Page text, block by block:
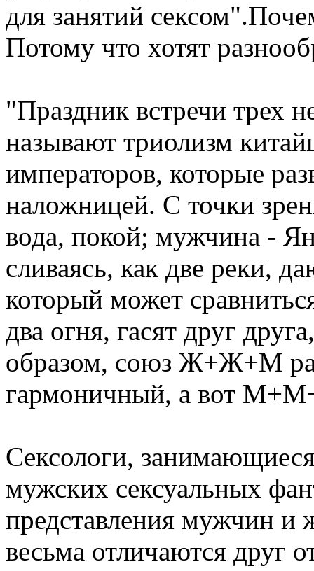
для занятий
Потому что хотят
"Праздник встречи трех
называют триолизм
императоров, которые
наложницей. С точки
вода, покой; мужчина -
сливаясь, как две реки,
который может
два огня, гасят друг
образом, союз Ж+Ж+М
гармоничный, а вот
Сексологи,
мужских сексуальных
представления мужчин и
весьма отличаются друг